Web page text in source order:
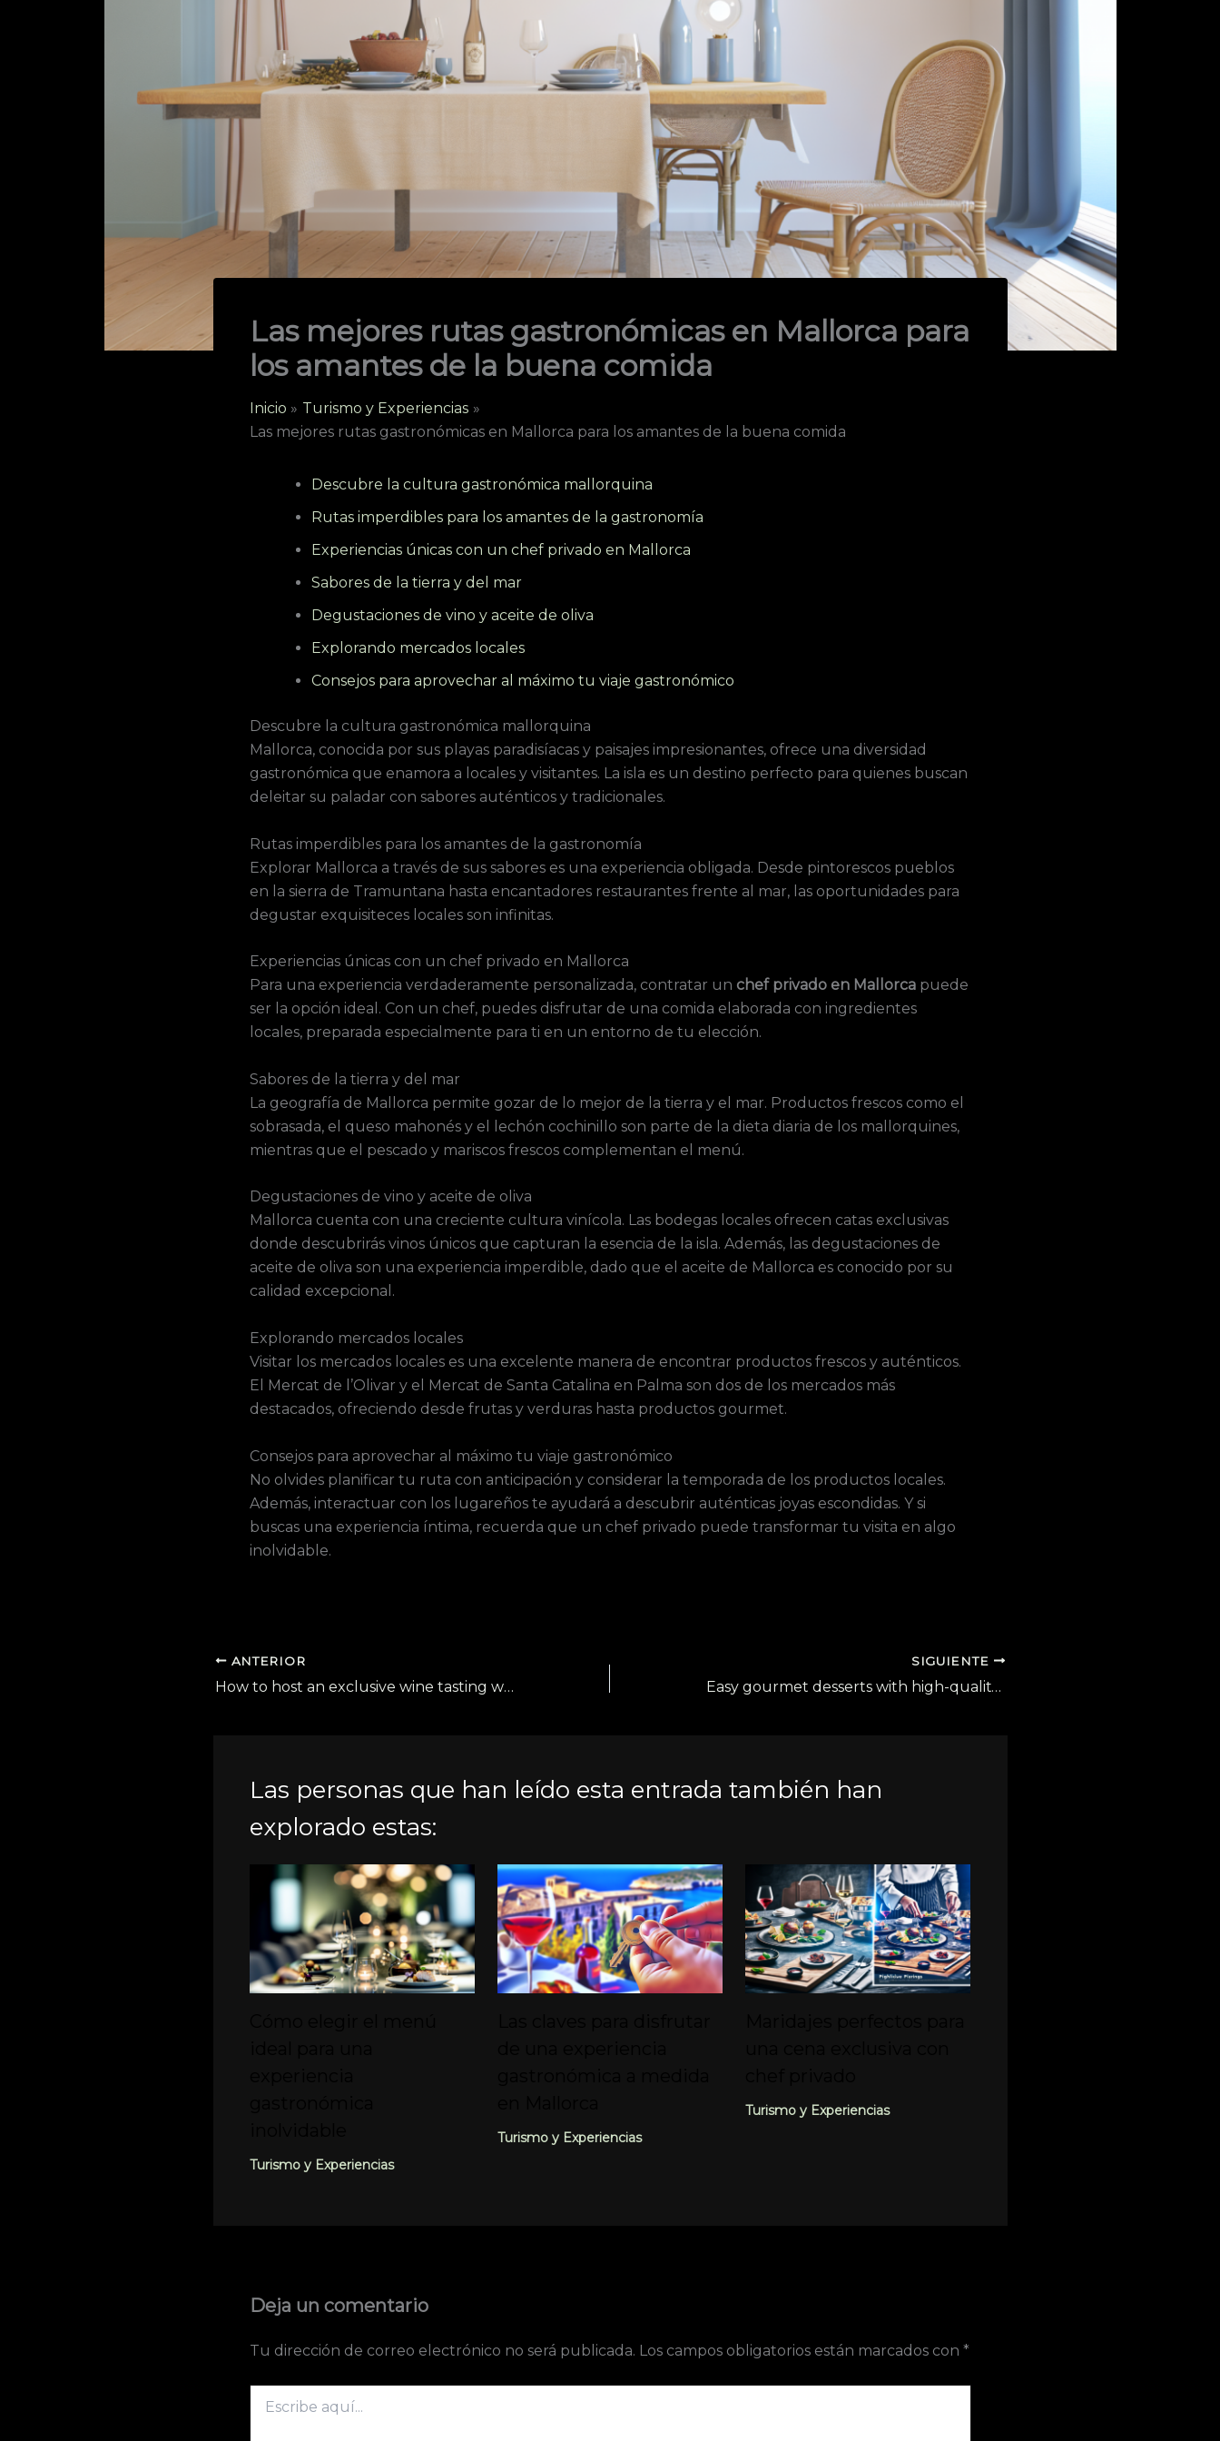
Las mejores rutas gastronómicas en Mallorca para
los amantes de la buena comida
Inicio
Turismo y Experiencias
Las mejores rutas gastronómicas en Mallorca para los amantes de la buena comida
Descubre la cultura gastronómica mallorquina
Rutas imperdibles para los amantes de la gastronomía
Experiencias únicas con un chef privado en Mallorca
Sabores de la tierra y del mar
Degustaciones de vino y aceite de oliva
Explorando mercados locales
Consejos para aprovechar al máximo tu viaje gastronómico
Descubre la cultura gastronómica mallorquina
Mallorca, conocida por sus playas paradisíacas y paisajes impresionantes, ofrece una diversidad
gastronómica que enamora a locales y visitantes. La isla es un destino perfecto para quienes buscan
deleitar su paladar con sabores auténticos y tradicionales.
Rutas imperdibles para los amantes de la gastronomía
Explorar Mallorca a través de sus sabores es una experiencia obligada. Desde pintorescos pueblos
en la sierra de Tramuntana hasta encantadores restaurantes frente al mar, las oportunidades para
degustar exquisiteces locales son infinitas.
Experiencias únicas con un chef privado en Mallorca
Para una experiencia verdaderamente personalizada, contratar un chef privado en Mallorcapuede
ser la opción ideal. Con un chef, puedes disfrutar de una comida elaborada con ingredientes
locales, preparada especialmente para ti en un entorno de tu elección.
Sabores de la tierra y del mar
La geografía de Mallorca permite gozar de lo mejor de la tierra y el mar. Productos frescos como el
sobrasada, el queso mahonés y el lechón cochinillo son parte de la dieta diaria de los mallorquines,
mientras que el pescado y mariscos frescos complementan el menú.
Degustaciones de vino y aceite de oliva
Mallorca cuenta con una creciente cultura vinícola. Las bodegas locales ofrecen catas exclusivas
donde descubrirás vinos únicos que capturan la esencia de la isla. Además, las degustaciones de
aceite de oliva son una experiencia imperdible, dado que el aceite de Mallorca es conocido por su
calidad excepcional.
Explorando mercados locales
Visitar los mercados locales es una excelente manera de encontrar productos frescos y auténticos.
El Mercat de l’Olivar y el Mercat de Santa Catalina en Palma son dos de los mercados más
destacados, ofreciendo desde frutas y verduras hasta productos gourmet.
Consejos para aprovechar al máximo tu viaje gastronómico
No olvides planificar tu ruta con anticipación y considerar la temporada de los productos locales.
Además, interactuar con los lugareños te ayudará a descubrir auténticas joyas escondidas. Y si
buscas una experiencia íntima, recuerda que un chef privado puede transformar tu visita en algo
inolvidable.
ANTERIOR
How to host an exclusive wine tasting with a private chef at home
SIGUIENTE
Easy gourmet desserts with high-quality ingredients
Las personas que han leído esta entrada también han
explorado estas:
Turismo y Experiencias
Turismo y Experiencias
Turismo y Experiencias
Deja un comentario
Tu dirección de correo electrónico no será publicada. Los campos obligatorios están marcados con *
aquí...